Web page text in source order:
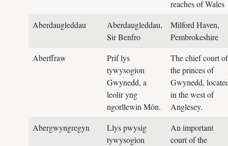
reaches of Wales
Aberdaugleddau
Aberdaugleddau,
Sir Benfro
Milford Haven,
Pembrokeshire
Aberffraw
Prif lys
tywysogion
Gwynedd, a
leolir yng
ngorllewin Môn.
The chief court of
the princes of
Gwynedd,
in the west of
Anglesey.
Abergwyngregyn
Llys pwysig
tywysogion
An important
court of the